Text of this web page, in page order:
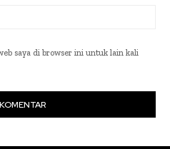
saya di browser ini untuk lain kali